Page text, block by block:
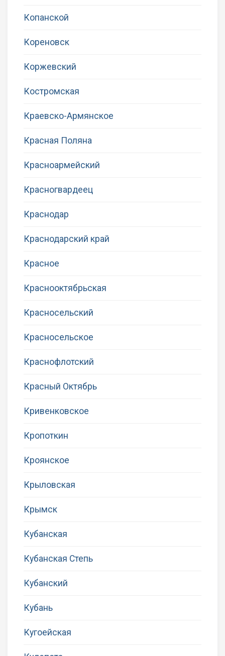
Копанской
Кореновск
Коржевский
Костромская
Краевско-Армянское
Красная Поляна
Красноармейский
Красногвардеец
Краснодар
Краснодарский край
Красное
Краснооктябрьская
Красносельский
Красносельское
Краснофлотский
Красный Октябрь
Кривенковское
Кропоткин
Кроянское
Крыловская
Крымск
Кубанская
Кубанская Степь
Кубанский
Кубань
Кугоейская